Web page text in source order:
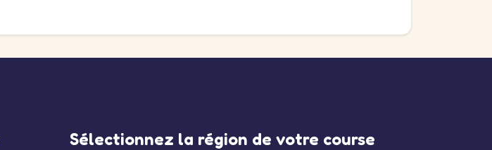
Sélectionnez la région de votre course